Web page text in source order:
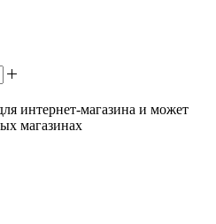
интернет-магазина и может
магазинах